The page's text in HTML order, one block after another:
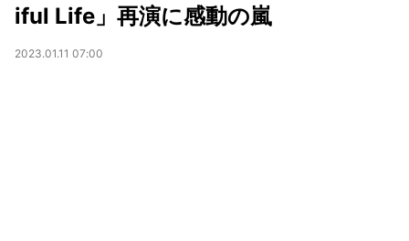
iful Life」再演に感動の嵐
2023.01.11 07:00